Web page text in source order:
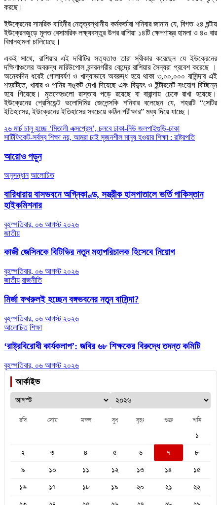
করছে।
ইউক্রেনের সামরিক বাহিনীর নেতৃত্বস্থানীয় কর্মকর্তারা শনিবার জানান যে, বিগত ২৪ ঘন্টায়
ইউক্রেনজুড়ে মূলত বেসামরিক লক্ষ্যবস্তুর উপর রাশিয়া ১৪টি ক্ষেপণাস্ত্র হামলা ও ৪০ বার
বিমানহামলা চালিয়েছে।
একই সাথে, রাশিয়ার এই দাবীটির সত্যতাও তারা স্বীকার করেছেন যে ইউক্রেনের
দক্ষিণাঞ্চলের অবরুদ্ধ মারিউপোল বন্দরনগরীর কেন্দ্রে রাশিয়ার সৈন্যরা প্রবেশ করেছে ।
অনেকদিন ধরেই গোলাবর্ষণ ও খাদ্যাভাবে অবরুদ্ধ হয়ে থাকা ৩,০০,০০০ বাসিন্দার এই
শহরটিতে, খাবার ও পানির সঙ্কট দেখা দিয়েছে এবং বিদ্যুৎ ও ইন্টারনেট সংযোগ বিচ্ছিন্ন
হয়ে গিয়েছে। মৃতদেহগুলো রাস্তায় পড়ে রয়েছে বা বারান্দায় ঢেকে রাখা হয়েছে।
ইউক্রেনের প্রেসিডেন্ট ভলোদিমির জেলেন্সকি শনিবার বলেছেন যে, শহরটি “সেটির
ইতিহাসের, ইউক্রেনের ইতিহাসের সবচেয়ে কঠিন পরীক্ষার” মধ্য দিয়ে যাচ্ছে।
Post
navigation
২৬ মার্চ চালু হচ্ছে ‘মিতালী এক্সপ্রেস’, চলবে ঢাকা-নিউ জলপাইগুড়ি-ঢাকা
সার্টিফিকেট-সর্বস্ব শিক্ষা নয়, আমরা চাই সৃজনশীল মানুষ হওয়ার শিক্ষা : রাষ্ট্রপতি
আরোও পড়ুন
অনুসন্ধান আলোচিত
বারিধারায় বাসভবনে অগ্নিকাণ্ড, সস্ত্রীক হাসপাতালে ভর্তি পাকিস্তান
হাইকমিশনার
বৃহস্পতিবার, ০৬ আগস্ট ২০২৬
জাতীয়
কাজী জেসিনকে বিটিভির নতুন মহাপরিচালক হিসেবে নিয়োগ
বৃহস্পতিবার, ০৬ আগস্ট ২০২৬
জাতীয় রাজনীতি
মির্জা ফখরুলই হচ্ছেন বঙ্গভবনের নতুন বাসিন্দা?
বৃহস্পতিবার, ০৬ আগস্ট ২০২৬
আলোচিত শিক্ষা
‘রাষ্ট্রবিরোধী কার্যকলাপ’: জবির ৬৮ শিক্ষকের বিরুদ্ধে তদন্ত কমিটি
বৃহস্পতিবার, ০৬ আগস্ট ২০২৬
আর্কাইভ
রবি সোম মঙ্গল বুধ বৃহঃ শুক্র শনি
১
২
৩ ৪ ৫ ৬ ৭
৮
৯
১০ ১১ ১২ ১৩ ১৪
১৫
১৬
১৭ ১৮ ১৯ ২০ ২১
২২